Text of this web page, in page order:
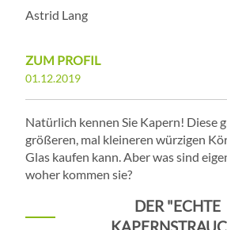
Astrid Lang
ZUM PROFIL
01.12.2019
Natürlich kennen Sie Kapern! Diese
größeren, mal kleineren würzigen
Glas kaufen kann. Aber was sind
woher kommen sie?
DER "ECHTE